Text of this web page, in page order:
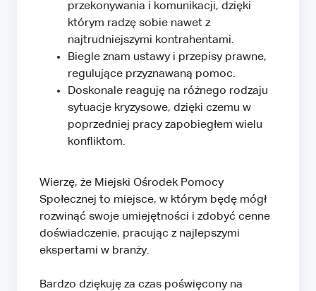
przekonywania i komunikacji, dzięki
którym radzę sobie nawet z
najtrudniejszymi kontrahentami.
Biegle znam ustawy i przepisy prawne,
regulujące przyznawaną pomoc.
Doskonale reaguję na różnego rodzaju
sytuacje kryzysowe, dzięki czemu w
poprzedniej pracy zapobiegłem wielu
konfliktom.
Wierzę, że Miejski Ośrodek Pomocy
Społecznej to miejsce, w którym będę mógł
rozwinąć swoje umiejętności i zdobyć cenne
doświadczenie, pracując z najlepszymi
ekspertami w branży.
Bardzo dziękuję za czas poświęcony na